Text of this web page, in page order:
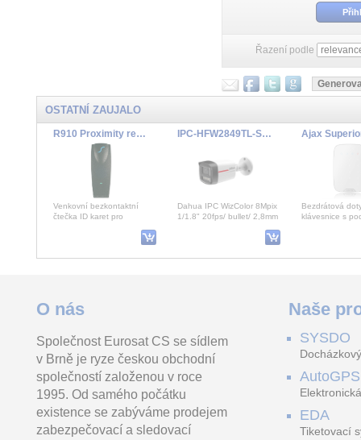
Řazení podle
OSTATNÍ ZAUJALO
R910 Proximity reader 4wir
Venkovní bezkontaktní
čtečka ID karet pro
nebo zabezpečovací systà
IPC-HFW2849TL-S-LED-0280B-PRO
Dahua IPC WizColor 8Mpix
1/1.8" 20fps/ bullet/ 2,8mm
whiteLED50m/ mikrofon/
Bezdrátová
klávesnice s
Držák SAFE 75F je určen
pro hasicí sprej SAFE 750.
Speciálně konstruované
držáky jsou urče
103.00 Kč
vč. DPH 124.63 Kč
4MP 24/7 Solar Bullet 4G
Camera
pohybu s
AJAX Superior
O nás
Společnost Eurosat CS se sídlem
v Brně je ryze českou obchodní
společností založenou v roce
1995. Od samého počátku
existence se zabýváme prodejem
zabezpečovací a sledovací
Naše
SYSDO
AutoGPS
EDA
Tiketovací